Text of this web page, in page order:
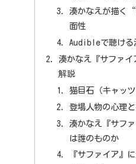
湊かなえが描
面性
Audibleで聴ける
湊かなえ『サファ
解説
猫目石（キャッ
登場人物の心理
湊かなえ『サフ
は誰のものか
『サファイア』